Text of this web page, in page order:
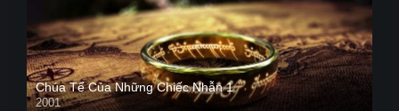
Chúa Tể Của Những Chiếc Nhẫn 1
2001